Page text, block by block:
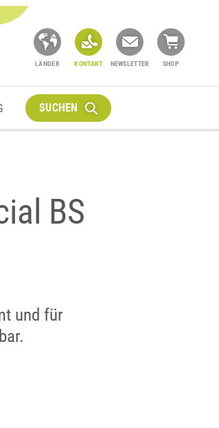
LÄNDER KONTAKT NEWSLETTER SHOP
SUCHEN
BS
und für